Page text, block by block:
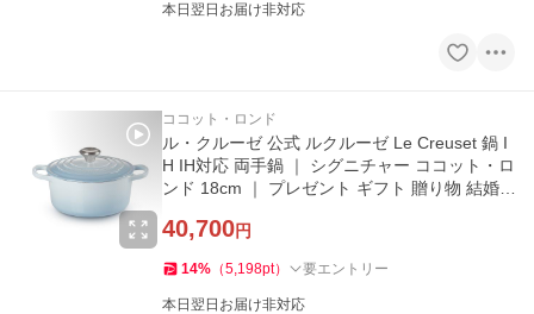
本日翌日お届け非対応
ココット・ロンド
ル・クルーゼ 公式 ルクルーゼ Le Creuset 鍋 I
H IH対応 両手鍋 ｜ シグニチャー ココット・ロ
ンド 18cm ｜ プレゼント ギフト 贈り物 結婚
40,700円
14% （5,198pt） 要エントリー
本日翌日お届け非対応